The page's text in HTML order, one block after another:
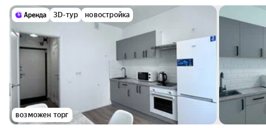
3D-тур новостройка
возможен торг